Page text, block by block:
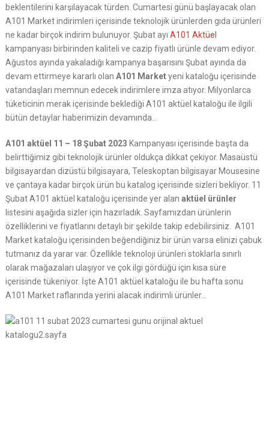
beklentilerini karşılayacak türden. Cumartesi günü başlayacak olan
A101 Market indirimleri içerisinde teknolojik ürünlerden gıda ürünleri
ne kadar birçok indirim bulunuyor. Şubat ayı A101 Aktüel
kampanyası birbirinden kaliteli ve cazip fiyatlı ürünle devam ediyor.
Ağustos ayında yakaladığı kampanya başarısını Şubat ayında da
devam ettirmeye kararlı olan A101 Marketyeni kataloğu içerisinde
vatandaşları memnun edecek indirimlere imza atıyor. Milyonlarca
tüketicinin merak içerisinde beklediği A101 aktüel kataloğu ile ilgili
bütün detaylar haberimizin devamında…
A101 aktüel 11 – 18 Şubat 2023 Kampanyası içerisinde başta da
belirttiğimiz gibi teknolojik ürünler oldukça dikkat çekiyor. Masaüstü
bilgisayardan dizüstü bilgisayara, Teleskoptan bilgisayar Mousesine
ve çantaya kadar birçok ürün bu katalog içerisinde sizleri bekliyor. 11
Şubat A101 aktüel kataloğu içerisinde yer alan aktüel ürünler
listesini aşağıda sizler için hazırladık. Sayfamızdan ürünlerin
özelliklerini ve fiyatlarını detaylı bir şekilde takip edebilirsiniz. A101
Market kataloğu içerisinden beğendiğiniz bir ürün varsa elinizi çabuk
tutmanız da yarar var. Özellikle teknoloji ürünleri stoklarla sınırlı
olarak mağazaları ulaşıyor ve çok ilgi gördüğü için kısa süre
içerisinde tükeniyor. İşte A101 aktüel kataloğu ile bu hafta sonu
A101 Market raflarında yerini alacak indirimli ürünler…